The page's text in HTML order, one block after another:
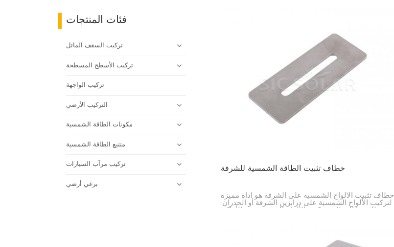
فئات المنتجات
تركيب السقف المائل
تركيب الأسطح المسطحة
تركيب الواجهة
التركيب الأرضي
مكونات الطاقة الشمسية
متتبع الطاقة الشمسية
تركيب مرآب السيارات
برغي أرضي
خطاف تثبيت الطاقة الشمسية للشرفة
خطاف تثبيت الألواح الشمسية على الشرفة هو أداة مميزة
لتركيب الألواح الشمسية على درابزين الشرفة أو الجدران.